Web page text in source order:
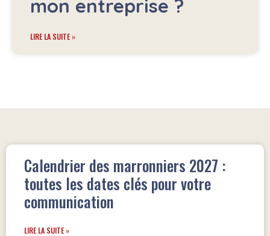
mon entreprise ?
LIRE LA SUITE »
Calendrier des marronniers 2027 :
toutes les dates clés pour votre
communication
LIRE LA SUITE »